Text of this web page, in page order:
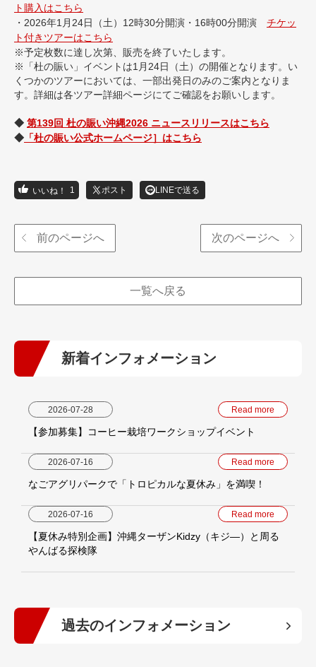
ト購入はこちら
・2026年1月24日（土）12時30分開演・16時00分開演 チケッ
ト付きツアーはこちら
※予定枚数に達し次第、販売を終了いたします。
※「杜の賑い」イベントは1月24日（土）の開催となります。い
くつかのツアーにおいては、一部出発日のみのご案内となりま
す。詳細は各ツアー詳細ページにてご確認をお願いします。
◆ 第139回 杜の賑い沖縄2026 ニュースリリースはこちら
◆ 「杜の賑い公式ホームページ］はこちら
1 ポスト LINEで送る
前のページへ
一覧へ戻る
次のページへ
新着インフォメーション
2026-07-28 Read more
【参加募集】コーヒー栽培ワークショップイベント
2026-07-16 Read more
なごアグリパークで「トロピカルな夏休み」を満喫！
2026-07-16 Read more
【夏休み特別企画】沖縄ターザンKidzy（キジ―）と周る
やんばる探検隊
過去のインフォメーション